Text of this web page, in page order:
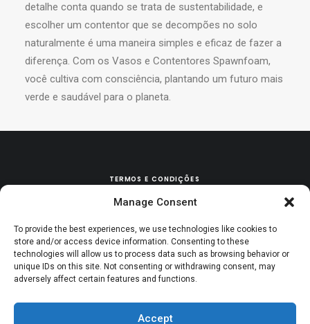
Manage Consent
To provide the best experiences, we use technologies like cookies to
store and/or access device information. Consenting to these
technologies will allow us to process data such as browsing behavior or
unique IDs on this site. Not consenting or withdrawing consent, may
adversely affect certain features and functions.
Accept
detalhe conta quando se trata de sustentabilidade, e
escolher um contentor que se decompões no solo
naturalmente é uma maneira simples e eficaz de fazer a
diferença. Com os Vasos e Contentores Spawnfoam,
você cultiva com consciência, plantando um futuro mais
verde e saudável para o planeta.
TERMOS E CONDIÇÕES
POLÍTICA DE TROCAS & DEVOLUÇÕES